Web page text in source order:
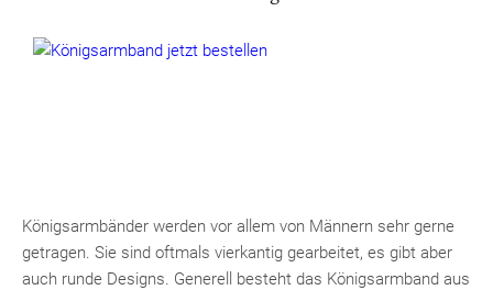
Königsarmbänder werden vor allem von Männern sehr gerne
getragen. Sie sind oftmals vierkantig gearbeitet, es gibt aber
auch runde Designs. Generell besteht das Königsarmband aus